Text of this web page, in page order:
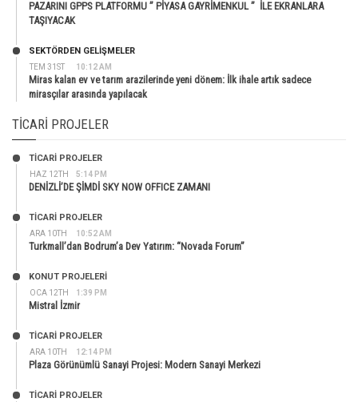
PAZARINI GPPS PLATFORMU ” PİYASA GAYRİMENKUL ” İLE EKRANLARA
TAŞIYACAK
TEM 31ST 10:12 AM
SEKTÖRDEN GELIŞMELER
Miras kalan ev ve tarım arazilerinde yeni dönem: İlk ihale artık sadece
mirasçılar arasında yapılacak
TICARI PROJELER
HAZ 12TH 5:14 PM
TİCARİ PROJELER
DENİZLİ’DE ŞİMDİ SKY NOW OFFICE ZAMANI
ARA 10TH 10:52 AM
TİCARİ PROJELER
Turkmall’dan Bodrum’a Dev Yatırım: “Novada Forum”
OCA 12TH 1:39 PM
KONUT PROJELERI
Mistral İzmir
ARA 10TH 12:14 PM
TİCARİ PROJELER
Plaza Görünümlü Sanayi Projesi: Modern Sanayi Merkezi
TİCARİ PROJELER